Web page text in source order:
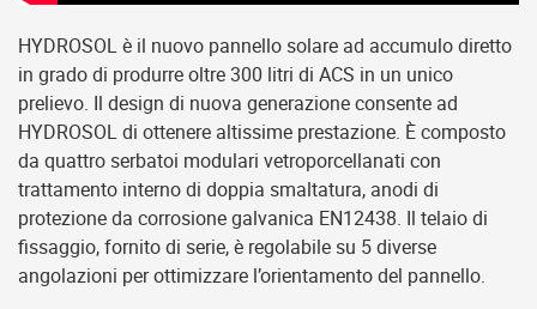
HYDROSOL è il nuovo pannello solare ad accumulo diretto
in grado di produrre oltre 300 litri di ACS in un unico
prelievo. Il design di nuova generazione consente ad
HYDROSOL di ottenere altissime prestazione. È composto
da quattro serbatoi modulari vetroporcellanati con
trattamento interno di doppia smaltatura, anodi di
protezione da corrosione galvanica EN12438. Il telaio di
fissaggio, fornito di serie, è regolabile su 5 diverse
angolazioni per ottimizzare l’orientamento del pannello.